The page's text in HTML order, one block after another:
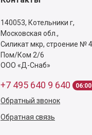
140053, Котельники г,
Московская обл.,
Силикат мкр, строение №
Пом/Ком 2/6
ООО «Д-Снаб»
+7 495 640 9 640
Обратный звонок
Обратная связь